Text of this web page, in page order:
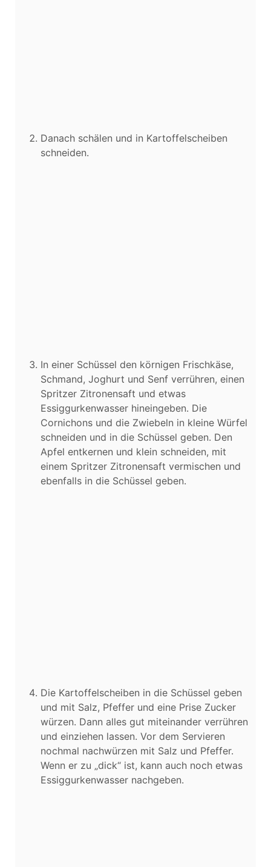
Danach schälen und in Kartoffelscheiben
schneiden.
In einer Schüssel den körnigen Frischkäse,
Schmand, Joghurt und Senf verrühren, einen
Spritzer Zitronensaft und etwas
Essiggurkenwasser hineingeben. Die
Cornichons und die Zwiebeln in kleine Würfel
schneiden und in die Schüssel geben. Den
Apfel entkernen und klein schneiden, mit
einem Spritzer Zitronensaft vermischen und
ebenfalls in die Schüssel geben.
Die Kartoffelscheiben in die Schüssel geben
und mit Salz, Pfeffer und eine Prise Zucker
würzen. Dann alles gut miteinander verrühren
und einziehen lassen. Vor dem Servieren
nochmal nachwürzen mit Salz und Pfeffer.
Wenn er zu „dick“ ist, kann auch noch etwas
Essiggurkenwasser nachgeben.